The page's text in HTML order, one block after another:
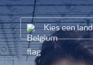
Kies een land